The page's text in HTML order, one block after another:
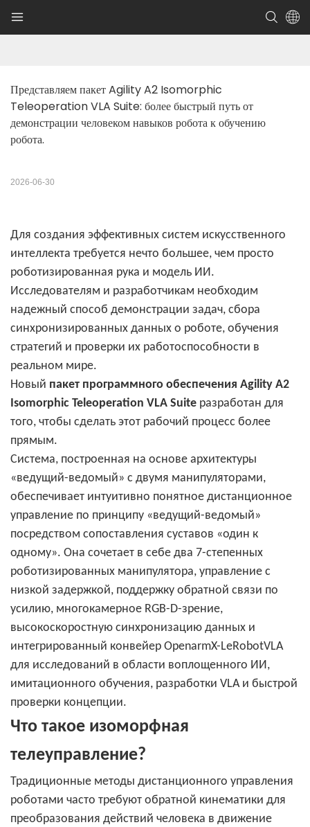
Представляем пакет Agility A2 Isomorphic
Teleoperation VLA Suite: более быстрый путь от
демонстрации человеком навыков робота к обучению
робота.
2026-06-30
Для создания эффективных систем искусственного
интеллекта требуется нечто большее, чем просто
роботизированная рука и модель ИИ.
Исследователям и разработчикам необходим
надежный способ демонстрации задач, сбора
синхронизированных данных о роботе, обучения
стратегий и проверки их работоспособности в
реальном мире.
Новый пакет программного обеспечения Agility A2
Isomorphic Teleoperation VLA Suite разработан для
того, чтобы сделать этот рабочий процесс более
прямым.
Система, построенная на основе архитектуры
«ведущий-ведомый» с двумя манипуляторами,
обеспечивает интуитивно понятное дистанционное
управление по принципу «ведущий-ведомый»
посредством сопоставления суставов «один к
одному». Она сочетает в себе два 7-степенных
роботизированных манипулятора, управление с
низкой задержкой, поддержку обратной связи по
усилию, многокамерное RGB-D-зрение,
высокоскоростную синхронизацию данных и
интегрированный конвейер OpenarmX-LeRobotVLA
для исследований в области воплощенного ИИ,
имитационного обучения, разработки VLA и быстрой
проверки концепции.
Что такое изоморфная
телеуправление?
Традиционные методы дистанционного управления
роботами часто требуют обратной кинематики для
преобразования действий человека в движение